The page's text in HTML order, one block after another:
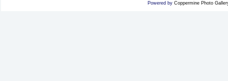
Powered by Coppermine Photo